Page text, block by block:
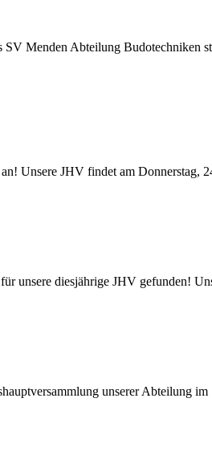
Menden Abteilung Budotechniken
Unsere JHV findet am Donnerstag,
unsere diesjährige JHV gefunden!
unserer Abteilung